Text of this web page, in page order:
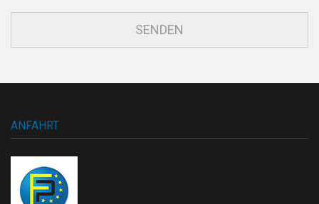
ANFAHRT